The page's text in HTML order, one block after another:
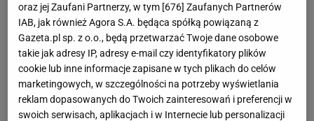
Reprezentacja Francji pokonała 1:0 Austrię w
pierwszymmeczuna mistrzostwach Europy.
Spotkania tego nie będzie dobrze wspominał Kylian
Mbappe.Napastnikzderzył się z Kevinem Danso,
padł na murawę i zalał się krwią. Niedługo później
opuścił boisko. Po meczu okazało się, że złamał
oraz jej Zaufani Partnerzy, w tym [676] Zaufanych Partnerów
IAB, jak również Agora S.A. będąca spółką powiązaną z
Gazeta.pl sp. z o.o., będą przetwarzać Twoje dane osobowe
takie jak adresy IP, adresy e-mail czy identyfikatory plików
cookie lub inne informacje zapisane w tych plikach do celów
marketingowych, w szczególności na potrzeby wyświetlania
reklam dopasowanych do Twoich zainteresowań i preferencji w
swoich serwisach, aplikacjach i w Internecie lub personalizacji